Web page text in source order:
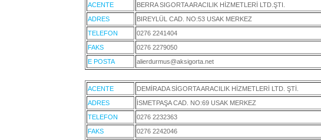
ACENTE
BERRA SIGORTA ARACILIK HİZMETLERİ LTD.ŞTI.
ADRES
BIREYLÜL CAD. NO:53 USAK MERKEZ
TELEFON
0276 2241404
FAKS
0276 2279050
E POSTA
alierdurmus@aksigorta.net
ACENTE
DEMİRADA SİGORTA ARACILIK HİZMETLERİ LTD. ŞTİ.
ADRES
İSMETPAŞA CAD. NO:69 USAK MERKEZ
TELEFON
0276 2232363
FAKS
0276 2242046